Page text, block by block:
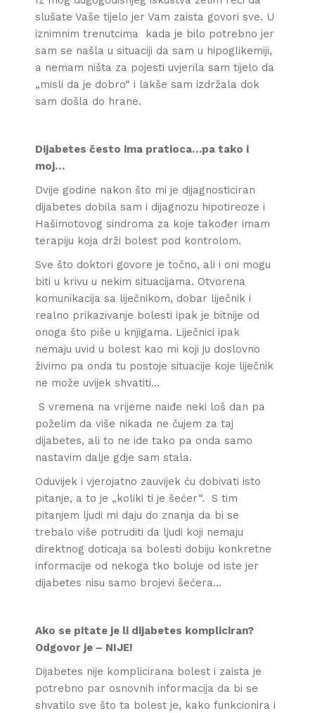
slušate Vaše tijelo jer Vam zaista govori sve. U
iznimnim trenutcima kada je bilo potrebno jer
sam se našla u situaciji da sam u hipoglikemiji,
a nemam ništa za pojesti uvjerila sam tijelo da
„misli da je dobro“ i lakše sam izdržala dok
sam došla do hrane.
Dijabetes često ima pratioca…pa tako i
moj…
Dvije godine nakon što mi je dijagnosticiran
dijabetes dobila sam i dijagnozu hipotireoze i
Hašimotovog sindroma za koje također imam
terapiju koja drži bolest pod kontrolom.
Sve što doktori govore je točno, ali i oni mogu
biti u krivu u nekim situacijama. Otvorena
komunikacija sa liječnikom, dobar liječnik i
realno prikazivanje bolesti ipak je bitnije od
onoga što piše u knjigama. Liječnici ipak
nemaju uvid u bolest kao mi koji ju doslovno
živimo pa onda tu postoje situacije koje liječnik
ne može uvijek shvatiti…
S vremena na vrijeme naiđe neki loš dan pa
poželim da više nikada ne čujem za taj
dijabetes, ali to ne ide tako pa onda samo
nastavim dalje gdje sam stala.
Oduvijek i vjerojatno zauvijek ću dobivati isto
pitanje, a to je „koliki ti je šećer“. S tim
pitanjem ljudi mi daju do znanja da bi se
trebalo više potruditi da ljudi koji nemaju
direktnog doticaja sa bolesti dobiju konkretne
informacije od nekoga tko boluje od iste jer
dijabetes nisu samo brojevi šećera…
Ako se pitate je li dijabetes kompliciran?
Odgovor je – NIJE!
Dijabetes nije komplicirana bolest i zaista je
potrebno par osnovnih informacija da bi se
shvatilo sve što ta bolest je, kako funkcionira i